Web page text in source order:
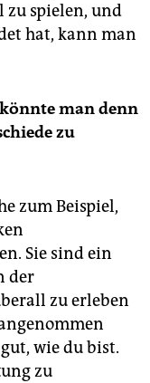
zu spielen, und
hat, kann man
man denn
zu
zum Beispiel,
Sie sind ein
der
zu erleben
wie du bist.
zu